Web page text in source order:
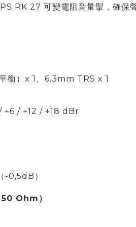
RK 27 可變電阻音量掣，確保
衡） x 1 、6.3mm TRS x 1
+6 / +12 / +18 dBr
0,5dB）
Ohm）